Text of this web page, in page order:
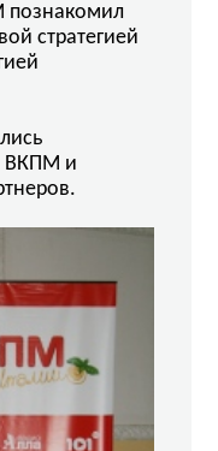
познакомил
стратегией
ВКПМ и